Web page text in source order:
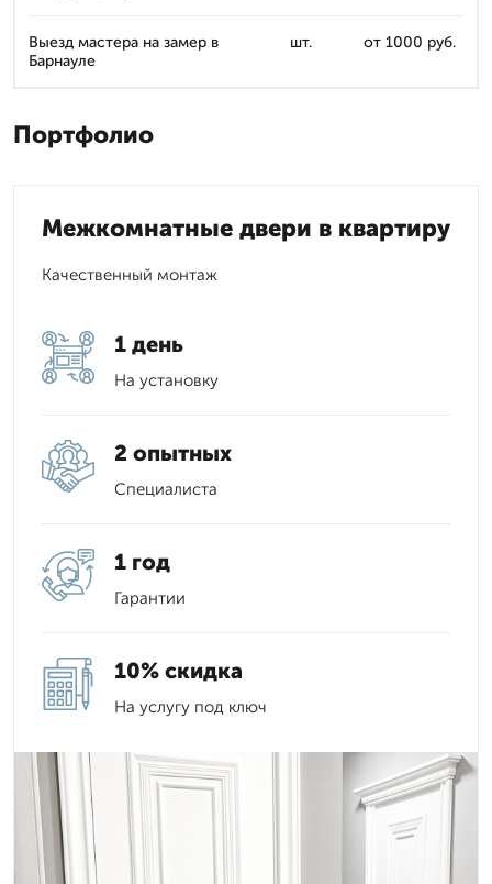
Выезд мастера на замер в
Барнауле
шт. от 1000 руб.
Портфолио
Межкомнатные двери в квартиру
Качественный монтаж
1 день
На установку
2 опытных
Специалиста
1 год
Гарантии
10% скидка
На услугу под ключ